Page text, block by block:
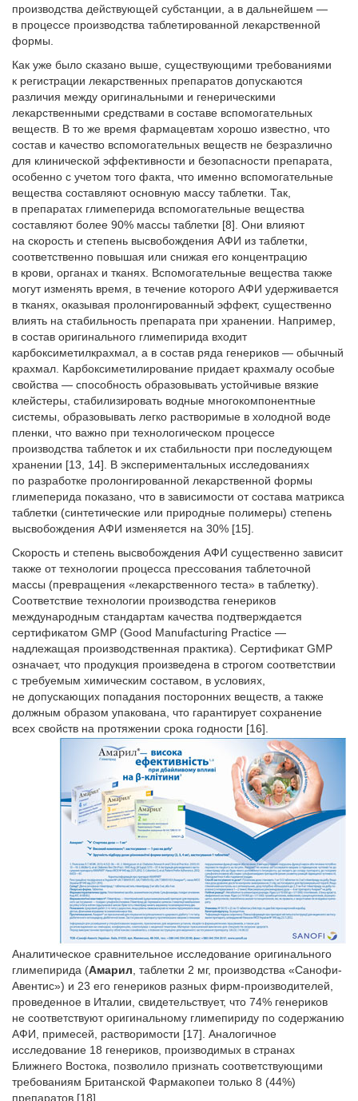
производства действующей субстанции, а в дальнейшем —
в процессе производства таблетированной лекарственной
формы.
Как уже было сказано выше, существующими требованиями
к регистрации лекарственных препаратов допускаются
различия между оригинальными и генерическими
лекарственными средствами в составе вспомогательных
веществ. В то же время фармацевтам хорошо известно, что
состав и качество вспомогательных веществ не безразлично
для клинической эффективности и безопасности препарата,
особенно с учетом того факта, что именно вспомогательные
вещества составляют основную массу таблетки. Так,
в препаратах глимеперида вспомогательные вещества
составляют более 90% массы таблетки [8]. Они влияют
на скорость и степень высвобождения АФИ из таблетки,
соответственно повышая или снижая его концентрацию
в крови, органах и тканях. Вспомогательные вещества также
могут изменять время, в течение которого АФИ удерживается
в тканях, оказывая пролонгированный эффект, существенно
влиять на стабильность препарата при хранении. Например,
в состав оригинального глимепирида входит
карбоксиметилкрахмал, а в состав ряда генериков — обычный
крахмал. Карбоксиметилирование придает крахмалу особые
свойства — способность образовывать устойчивые вязкие
клейстеры, стабилизировать водные многокомпонентные
системы, образовывать легко растворимые в холодной воде
пленки, что важно при технологическом процессе
производства таблеток и их стабильности при последующем
хранении [13, 14]. В экспериментальных исследованиях
по разработке пролонгированной лекарственной формы
глимеперида показано, что в зависимости от состава матрикса
таблетки (синтетические или природные полимеры) степень
высвобождения АФИ изменяется на 30% [15].
Скорость и степень высвобождения АФИ существенно зависит
также от технологии процесса прессования таблеточной
массы (превращения «лекарственного теста» в таблетку).
Соответствие технологии производства генериков
международным стандартам качества подтверждается
сертификатом GMP (Good Manufacturing Practice —
надлежащая производственная практика). Сертификат GMP
означает, что продукция произведена в строгом соответствии
с требуе­мым химическим составом, в условиях,
не допускающих попадания посторонних веществ, а также
должным образом упакована, что гарантирует сохранение
всех свойств на протяжении срока годности [16].
Аналитическое сравнительное исследование оригинального
глимепирида (Амарил , таблетки 2 мг, производства «Санофи-
Авентис») и 23 его генериков разных фирм-производителей,
проведенное в Италии, свидетельствует, что 74% генериков
не соответствуют оригинальному глимепириду по содержанию
АФИ, примесей, растворимости [17]. Аналогичное
исследование 18 генериков, производимых в странах
Ближнего Востока, позволило признать соответствующими
требованиям Британской Фармакопеи только 8 (44%)
препаратов [18].